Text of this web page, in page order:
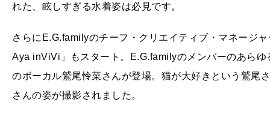
れた、眩しすぎる水着姿は必見です。
さらにE.G.familyのチーフ・クリエイティブ・マネージ
Aya inViVi」もスタート。E.G.familyのメンバーのあら
のボーカル鷲尾怜菜さんが登場。猫が大好きという鷲尾
さんの姿が撮影されました。